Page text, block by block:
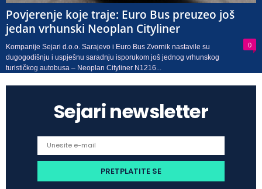
Povjerenje koje traje: Euro Bus preuzeo još
jedan vrhunski Neoplan Cityliner
0
Kompanije Sejari d.o.o. Sarajevo i Euro Bus Zvornik nastavile su
dugogodišnju i uspješnu saradnju isporukom još jednog vrhunskog
turističkog autobusa – Neoplan Cityliner N1216...
Sejari newsletter